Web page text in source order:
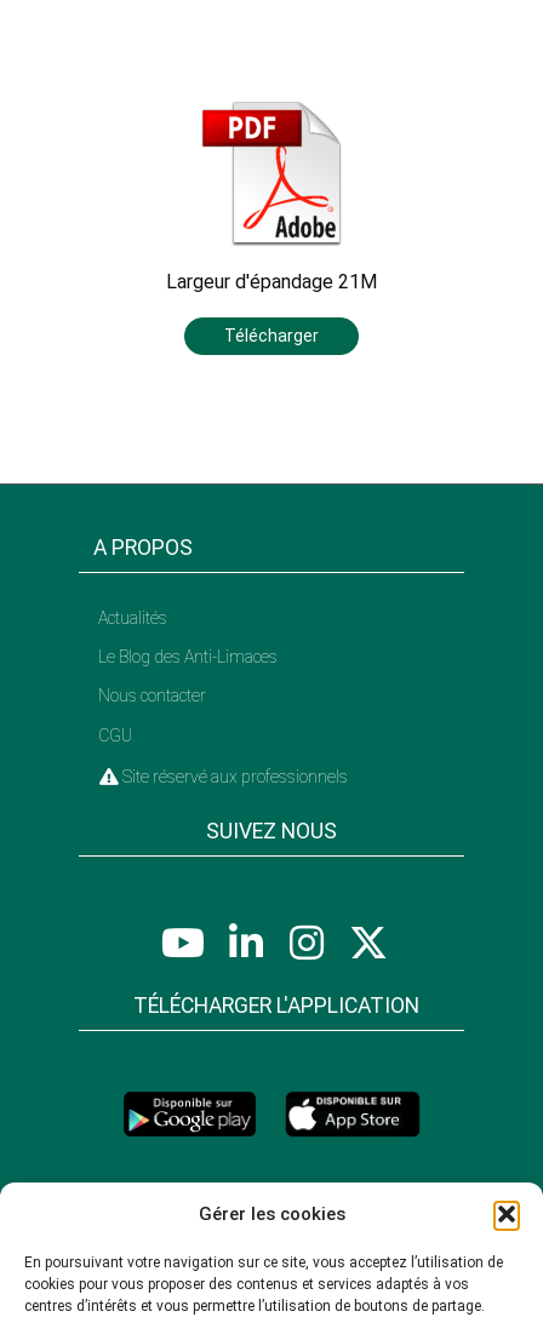
Gérer les cookies
En poursuivant votre navigation sur ce site, vous acceptez l’utilisation de
cookies pour vous proposer des contenus et services adaptés à vos
centres d’intérêts et vous permettre l’utilisation de boutons de partage.
Largeur d'épandage 21M
Télécharger
A PROPOS
Actualités
Le Blog des Anti-Limaces
Nous contacter
CGU
Site réservé aux professionnels
SUIVEZ NOUS
TÉLÉCHARGER L'APPLICATION